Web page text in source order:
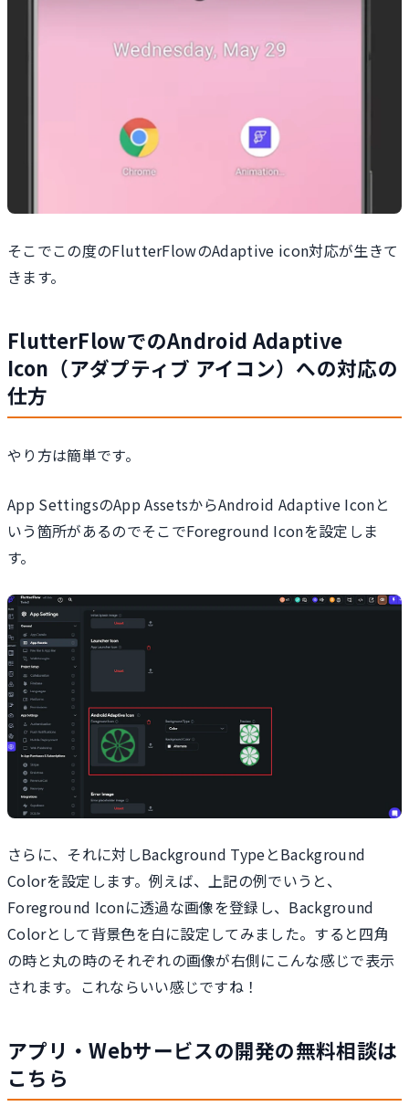
そこでこの度のFlutterFlowのAdaptive icon対応が生きて
きます。
FlutterFlowでのAndroid Adaptive
Icon（アダプティブ アイコン）への対応の
仕方
やり方は簡単です。
App SettingsのApp AssetsからAndroid Adaptive Iconと
いう箇所があるのでそこでForeground Iconを設定しま
す。
さらに、それに対しBackground TypeとBackground
Colorを設定します。例えば、上記の例でいうと、
Foreground Iconに透過な画像を登録し、Background
Colorとして背景色を白に設定してみました。すると四角
の時と丸の時のそれぞれの画像が右側にこんな感じで表示
されます。これならいい感じですね！
アプリ・Webサービスの開発の無料相談は
こちら